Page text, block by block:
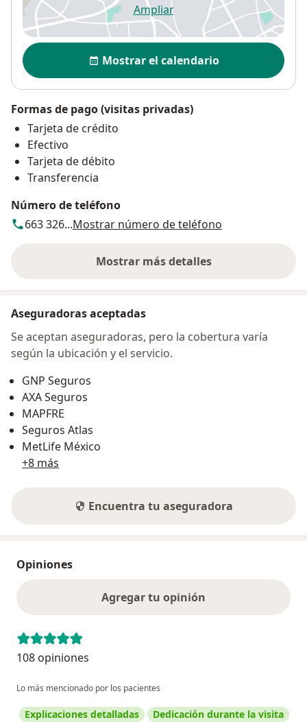
Ampliarse abre en una nueva
Disponibilidad
Mostrar el calendario
Formas de pago (visitas privadas)
Tarjeta de crédito
Efectivo
Tarjeta de débito
Transferencia
Número de teléfono
663 326...Mostrar número de teléfono
Mostrar más detalles
sobre la dirección
Aseguradoras aceptadas
Se aceptan aseguradoras, pero la cobertura varía
según la ubicación y el servicio.
GNP Seguros
AXA Seguros
MAPFRE
Seguros Atlas
MetLife México
+8 más
Encuentra tu aseguradora
Opiniones
Agregar tu opinión
108 opiniones
Lo más mencionado por los pacientes
Explicaciones detalladas
Dedicación durante la visita